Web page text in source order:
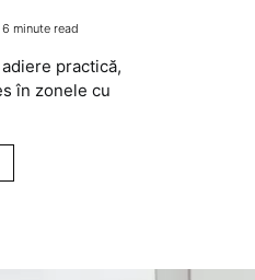
6 minute read
practică,
în zonele cu